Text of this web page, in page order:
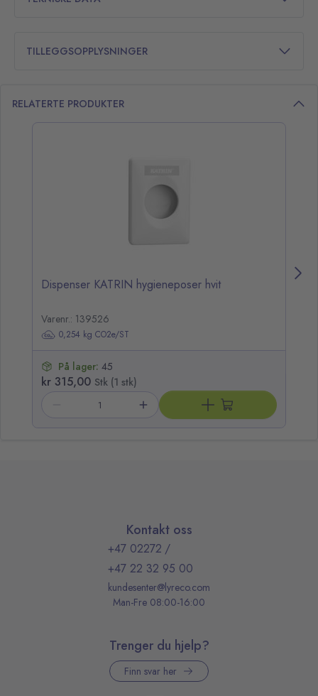
TILLEGGSOPPLYSNINGER
RELATERTE PRODUKTER
Dispenser KATRIN hygieneposer hvit
Varenr.: 139526
0,254 kg CO2e/ST
På lager: 45
kr 315,00 Stk (1 stk)
Kontakt oss
+47 02272 /
+47 22 32 95 00
kundesenter@lyreco.com
Man-Fre 08:00-16:00
Trenger du hjelp?
Finn svar her